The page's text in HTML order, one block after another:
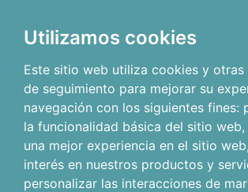
Utilizamos cookies
Este sitio web utiliza cookies y
de seguimiento para mejorar su
navegación con los siguientes fines:
la funcionalidad básica del sitio web,
una mejor experiencia en el sitio web,
interés en nuestros productos y
personalizar las interacciones de